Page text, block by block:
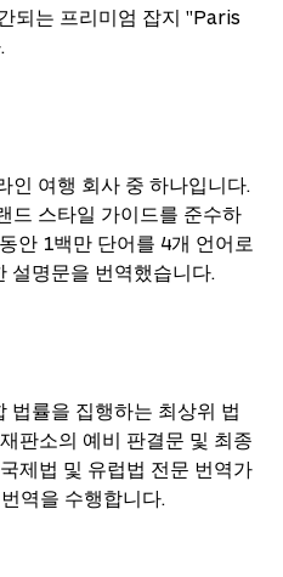
되는 프리미엄 잡지 "Paris
인 여행 회사 중 하나입니다.
드 스타일 가이드를 준수하
안 1백만 단어를 4개 언어로
설명문을 번역했습니다.
법률을 집행하는 최상위 법
판소의 예비 판결문 및 최종
제법 및 유럽법 전문 번역가
역을 수행합니다.